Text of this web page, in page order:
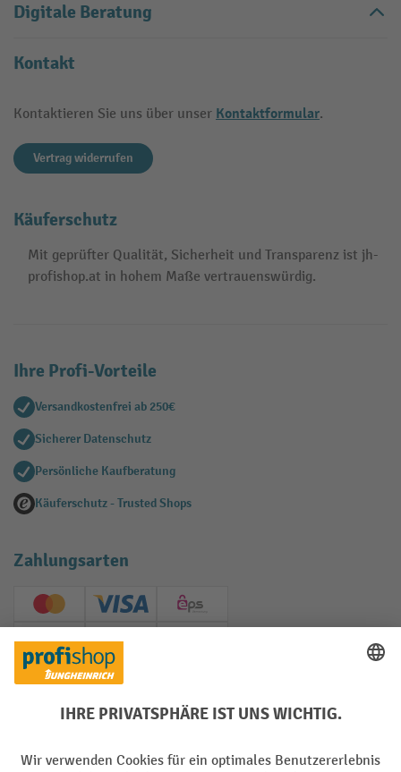
Digitale Beratung
Kontakt
Kontaktieren Sie uns über unser Kontaktformular.
Vertrag widerrufen
Käuferschutz
Mit geprüfter Qualität, Sicherheit und Transparenz ist jh-
profishop.at in hohem Maße vertrauenswürdig.
Ihre Profi-Vorteile
Versandkostenfrei ab 250€
Sicherer Datenschutz
Persönliche Kaufberatung
Käuferschutz - Trusted Shops
Zahlungsarten
Creditcard (Master)Creditcard (Visa)
EPS
PayPal
Soziale Netzwerke